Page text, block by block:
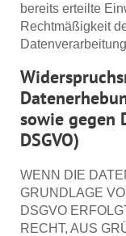
bereits erteilte
Rechtmäßigkeit
sowie gegen
DSGVO)
WENN DIE
GRUNDLAGE
DSGVO
RECHT, AUS